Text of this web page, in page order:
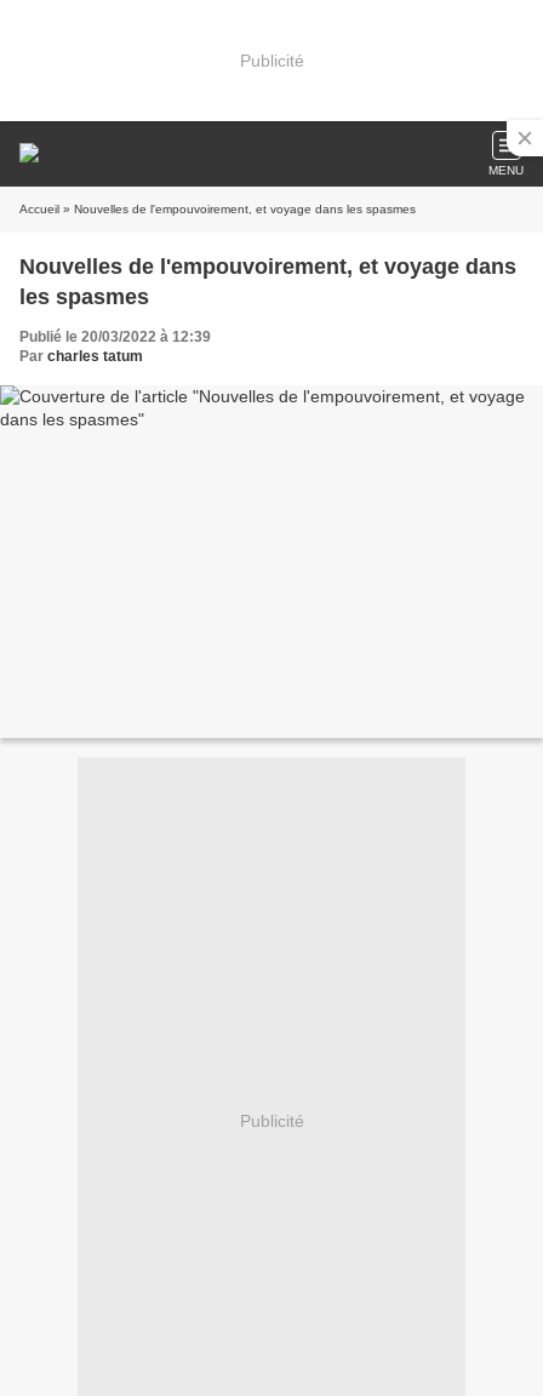
Publicité
MENU
Accueil » Nouvelles de l'empouvoirement, et voyage dans les spasmes
Nouvelles de l'empouvoirement, et voyage dans
les spasmes
Publié le 20/03/2022 à 12:39
Par charles tatum
Publicité